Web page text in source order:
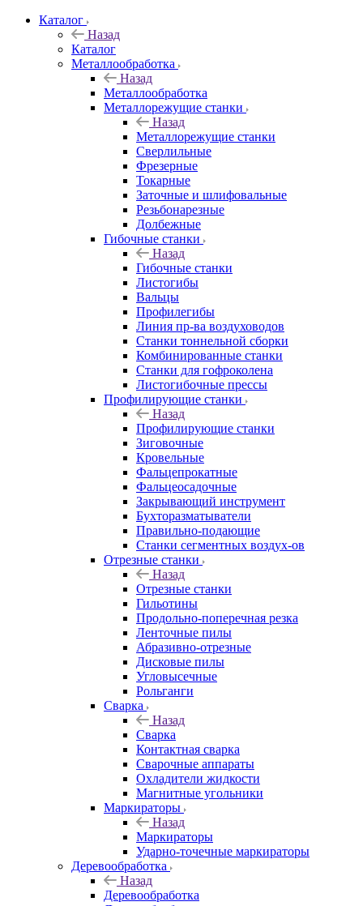
Каталог
Назад
Каталог
Металлообработка
Назад
Металлообработка
Металлорежущие станки
Назад
Металлорежущие станки
Сверлильные
Фрезерные
Токарные
Заточные и шлифовальные
Резьбонарезные
Долбежные
Гибочные станки
Назад
Гибочные станки
Листогибы
Вальцы
Профилегибы
Линия пр-ва воздуховодов
Станки тоннельной сборки
Комбинированные станки
Станки для гофроколена
Листогибочные прессы
Профилирующие станки
Назад
Профилирующие станки
Зиговочные
Кровельные
Фальцепрокатные
Фальцеосадочные
Закрывающий инструмент
Бухторазматыватели
Правильно-подающие
Станки сегментных воздух-ов
Отрезные станки
Назад
Отрезные станки
Гильотины
Продольно-поперечная резка
Ленточные пилы
Абразивно-отрезные
Дисковые пилы
Угловысечные
Рольганги
Сварка
Назад
Сварка
Контактная сварка
Сварочные аппараты
Охладители жидкости
Магнитные угольники
Маркираторы
Назад
Маркираторы
Ударно-точечные маркираторы
Деревообработка
Назад
Деревообработка